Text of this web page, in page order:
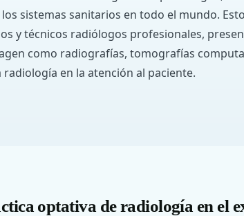
sistemas sanitarios en todo el mundo.
y técnicos radiólogos profesionales,
como radiografías, tomografías
radiología en la atención al paciente.
optativa de radiología en el